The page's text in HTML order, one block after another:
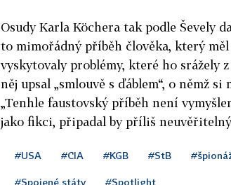
Osudy Karla Köchera tak podle Ševely
to mimořádný příběh člověka, který
vyskytovaly problémy, které ho srážely
něj upsal „smlouvě s ďáblem“, o němž
„Tenhle faustovský příběh není
jako fikci, připadal by příliš
#USA #CIA #KGB #StB
#Spojené státy #Spotlight